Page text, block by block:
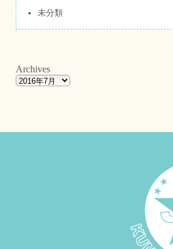
未分類
Archives